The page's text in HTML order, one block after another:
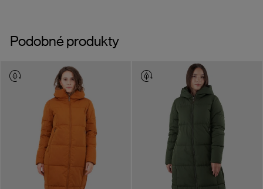
Podobné produkty